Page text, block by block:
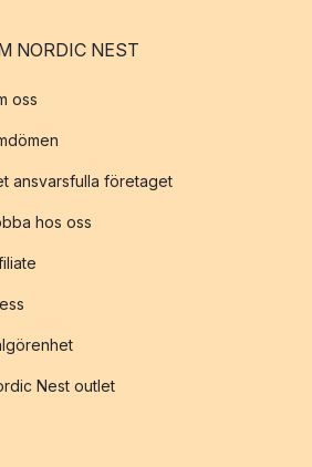
NORDIC NEST
oss
ansvarsfulla företaget
hos oss
Nest outlet